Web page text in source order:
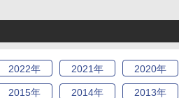
2022年 2021年 2020年
2015年 2014年 2013年